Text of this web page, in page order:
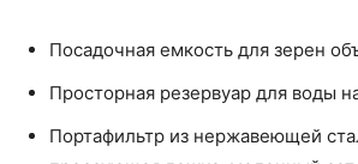
Посадочная емкость для зерен
Просторная резервуар для воды
Портафильтр из нержавеющей